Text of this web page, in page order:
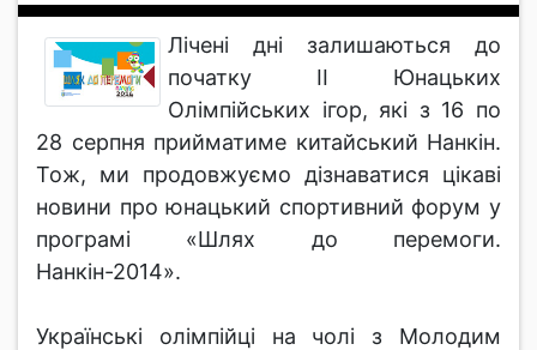
Лічені дні залишаються до
початку ІІ Юнацьких
Олімпійських ігор, які з 16 по
28 серпня прийматиме китайський Нанкін.
Тож, ми продовжуємо дізнаватися цікаві
новини про юнацький спортивний форум у
програмі «Шлях до перемоги.
Нанкін-2014».
Українські олімпійці на чолі з Молодим